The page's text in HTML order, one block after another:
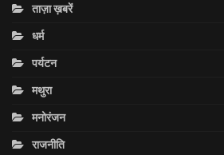
ताज़ा ख़बरें
धर्म
पर्यटन
मथुरा
मनोरंजन
राजनीति